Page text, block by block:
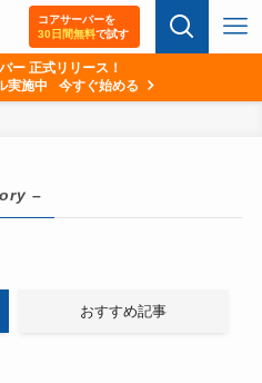
レンタルサーバーや関連サービ
コアサーバーを
30日間無料で試す
ー 正式リリース！
実施中
今すぐ始める
–
おすすめ記事